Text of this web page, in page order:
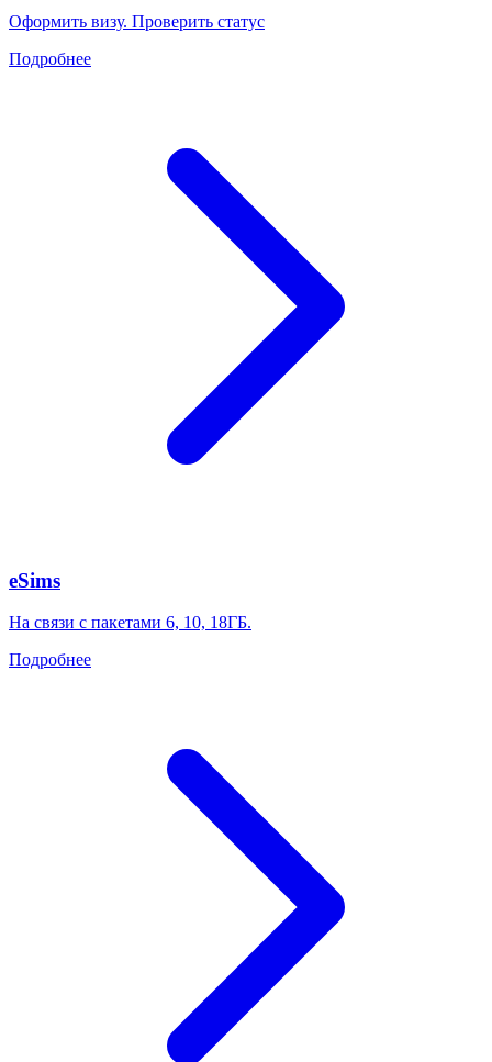
Оформить визу. Проверить статус
Подробнее
eSims
На связи с пакетами 6, 10, 18ГБ.
Подробнее